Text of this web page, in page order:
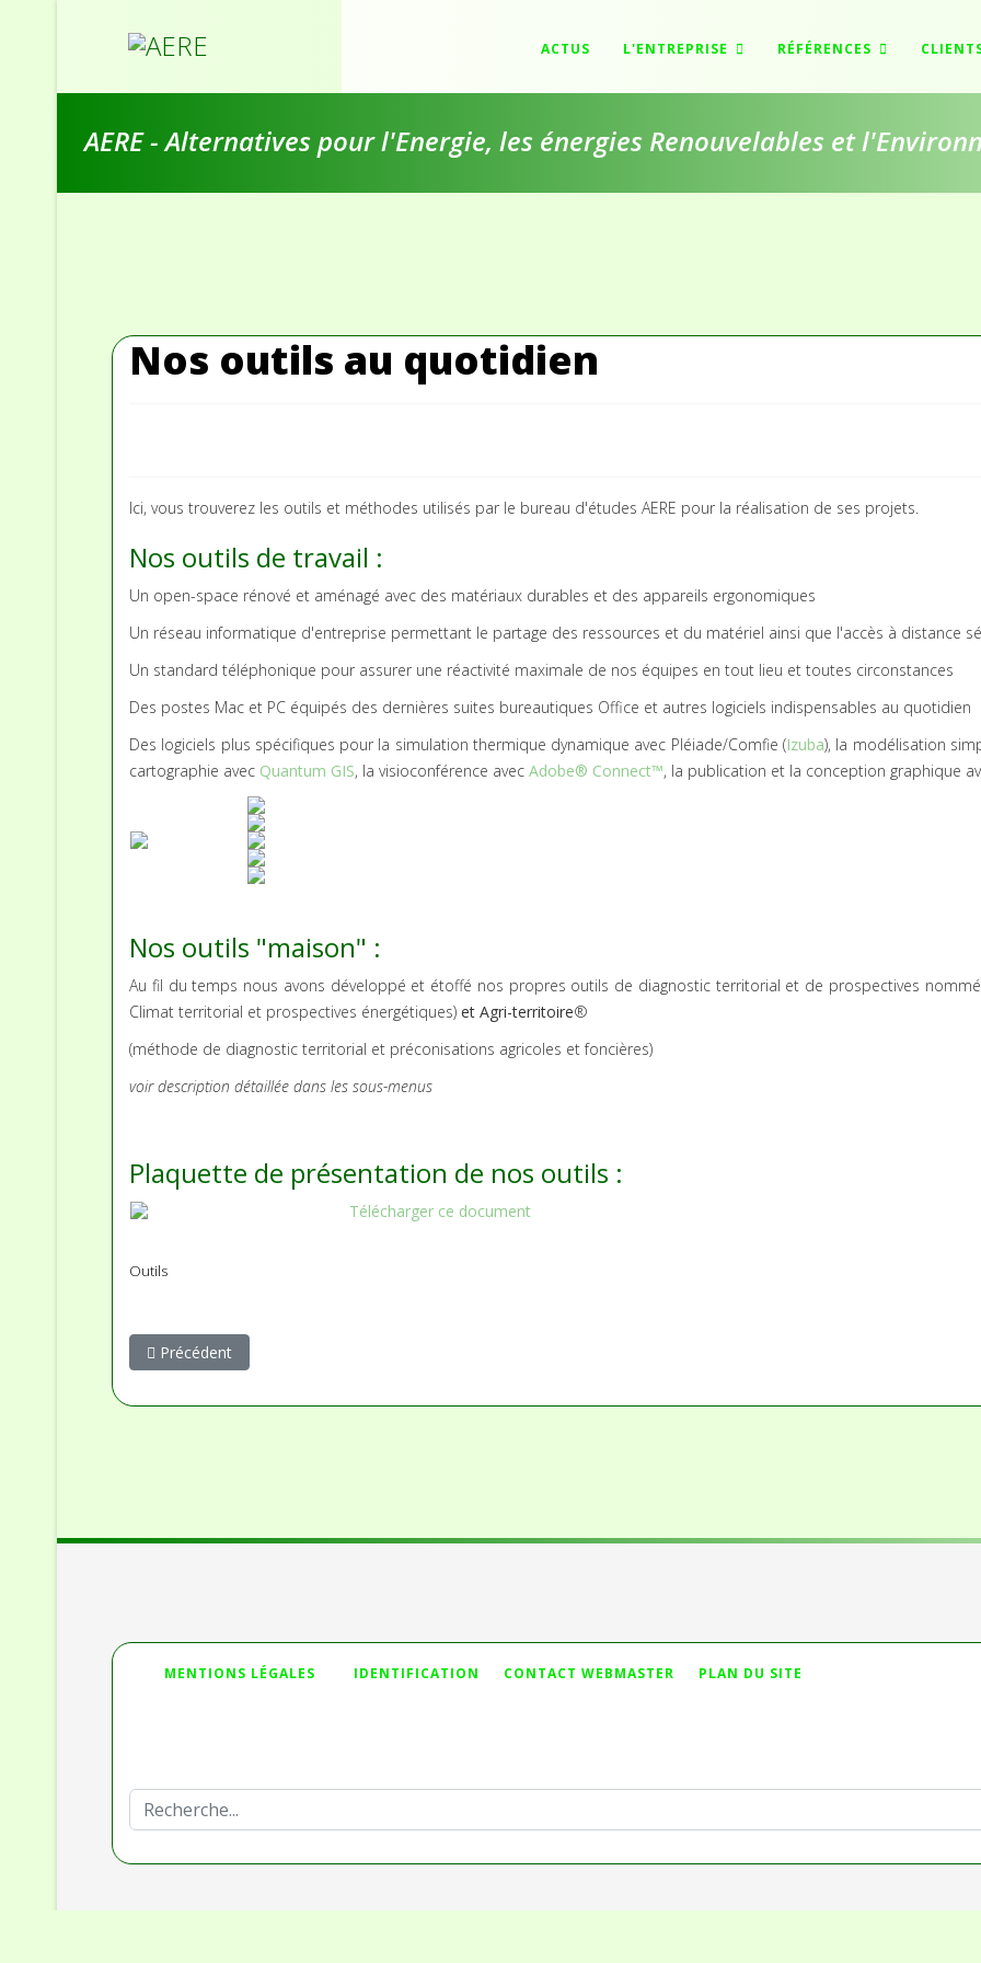
ACTUS L'ENTREPRISE RÉFÉRENCES
AERE - Alternatives pour l'Energie, les énergies Renouvelables et
Nos outils au quotidien
Ici, vous trouverez les outils et méthodes utilisés par le bureau d'études AERE pour la réalisation de ses projets.
Nos outils de travail :
Un open-space rénové et aménagé avec des matériaux durables et des appareils ergonomiques
Un réseau informatique d'entreprise permettant le partage des ressources et du matériel ainsi que l'accès à distance
Un standard téléphonique pour assurer une réactivité maximale de nos équipes en tout lieu et toutes circonstances
Des postes Mac et PC équipés des dernières suites bureautiques Office et autres logiciels indispensables au quotidien
Des logiciels plus spécifiques pour la simulation thermique dynamique avec Pléiade/Comfie (Izuba), la modélisation
cartographie avec Quantum GIS, la visioconférence avec Adobe® Connect™, la publication et la conception graphique
Nos outils "maison" :
Au fil du temps nous avons développé et étoffé nos propres outils de diagnostic territorial et de prospectives
Climat territorial et prospectives énergétiques) et Agri-territoire®
(méthode de diagnostic territorial et préconisations agricoles et foncières)
voir description détaillée dans les sous-menus
Plaquette de présentation de nos outils :
Télécharger ce document
Outils
Article précédent : Alter-territoire®
Précédent
MENTIONS LÉGALES IDENTIFICATION CONTACT WEBMASTER PLAN DU SITE Vous n'avez pas
Rechercher